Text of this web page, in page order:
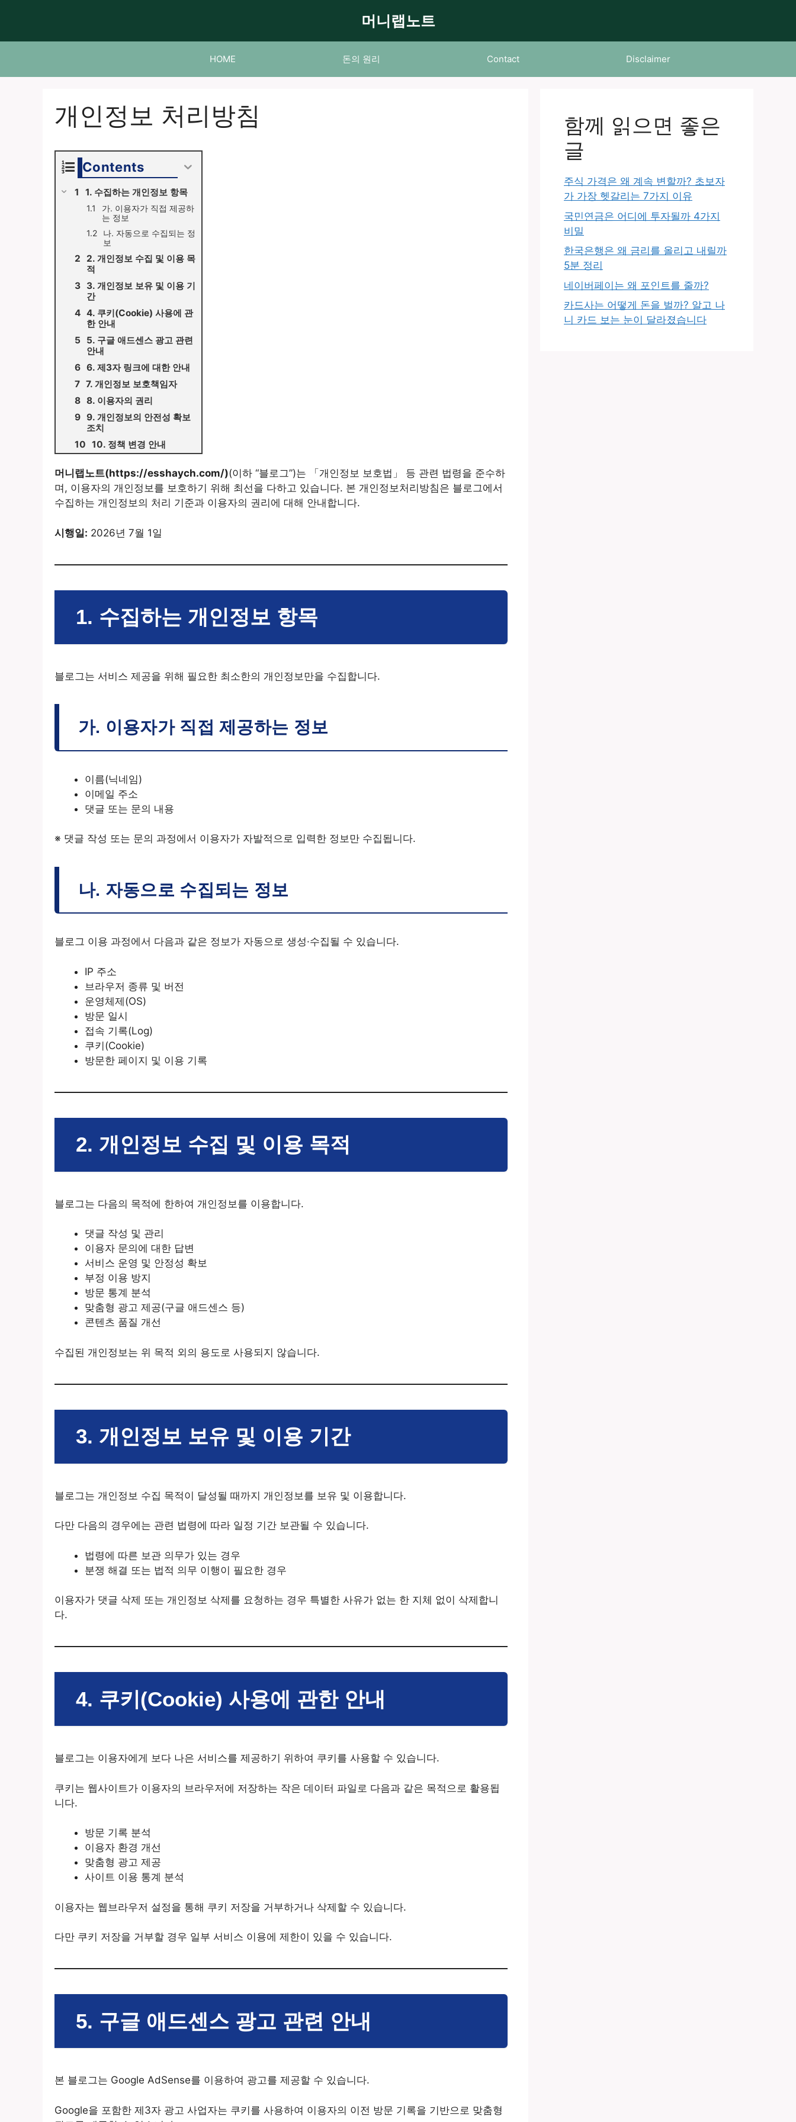
너
머니랩노트
HOME 돈의 원리 Contact Disclaimer
개인정보 처리방침
Contents
1. 수집하는 개인정보 항목
가. 이용자가 직접 제공하
는 정보
나. 자동으로 수집되는 정
보
2. 개인정보 수집 및 이용 목
적
3. 개인정보 보유 및 이용 기
간
4. 쿠키(Cookie) 사용에 관
한 안내
5. 구글 애드센스 광고 관련
안내
6. 제3자 링크에 대한 안내
7. 개인정보 보호책임자
8. 이용자의 권리
9. 개인정보의 안전성 확보
조치
10. 정책 변경 안내
머니랩노트(https://esshaych.com/)(이하 “블로그”)는 「개인정보 보호법」 등 관련 법령을 준수하
며, 이용자의 개인정보를 보호하기 위해 최선을 다하고 있습니다. 본 개인정보처리방침은 블로그에서
수집하는 개인정보의 처리 기준과 이용자의 권리에 대해 안내합니다.
시행일: 2026년 7월 1일
1. 수집하는 개인정보 항목
블로그는 서비스 제공을 위해 필요한 최소한의 개인정보만을 수집합니다.
가. 이용자가 직접 제공하는 정보
이름(닉네임)
이메일 주소
댓글 또는 문의 내용
※ 댓글 작성 또는 문의 과정에서 이용자가 자발적으로 입력한 정보만 수집됩니다.
나. 자동으로 수집되는 정보
블로그 이용 과정에서 다음과 같은 정보가 자동으로 생성·수집될 수 있습니다.
IP 주소
브라우저 종류 및 버전
운영체제(OS)
방문 일시
접속 기록(Log)
쿠키(Cookie)
방문한 페이지 및 이용 기록
2. 개인정보 수집 및 이용 목적
블로그는 다음의 목적에 한하여 개인정보를 이용합니다.
댓글 작성 및 관리
이용자 문의에 대한 답변
서비스 운영 및 안정성 확보
부정 이용 방지
방문 통계 분석
맞춤형 광고 제공(구글 애드센스 등)
콘텐츠 품질 개선
수집된 개인정보는 위 목적 외의 용도로 사용되지 않습니다.
3. 개인정보 보유 및 이용 기간
블로그는 개인정보 수집 목적이 달성될 때까지 개인정보를 보유 및 이용합니다.
다만 다음의 경우에는 관련 법령에 따라 일정 기간 보관될 수 있습니다.
법령에 따른 보관 의무가 있는 경우
분쟁 해결 또는 법적 의무 이행이 필요한 경우
이용자가 댓글 삭제 또는 개인정보 삭제를 요청하는 경우 특별한 사유가 없는 한 지체 없이 삭제합니
다.
4. 쿠키(Cookie) 사용에 관한 안내
블로그는 이용자에게 보다 나은 서비스를 제공하기 위하여 쿠키를 사용할 수 있습니다.
쿠키는 웹사이트가 이용자의 브라우저에 저장하는 작은 데이터 파일로 다음과 같은 목적으로 활용됩
니다.
방문 기록 분석
이용자 환경 개선
맞춤형 광고 제공
사이트 이용 통계 분석
이용자는 웹브라우저 설정을 통해 쿠키 저장을 거부하거나 삭제할 수 있습니다.
다만 쿠키 저장을 거부할 경우 일부 서비스 이용에 제한이 있을 수 있습니다.
5. 구글 애드센스 광고 관련 안내
본 블로그는 Google AdSense를 이용하여 광고를 제공할 수 있습니다.
Google을 포함한 제3자 광고 사업자는 쿠키를 사용하여 이용자의 이전 방문 기록을 기반으로 맞춤형
함께 읽으면 좋은
글
주식 가격은 왜 계속 변할까? 초보자
가 가장 헷갈리는 7가지 이유
국민연금은 어디에 투자될까 4가지
비밀
한국은행은 왜 금리를 올리고 내릴까
5분 정리
네이버페이는 왜 포인트를 줄까?
카드사는 어떻게 돈을 벌까? 알고 나
니 카드 보는 눈이 달라졌습니다